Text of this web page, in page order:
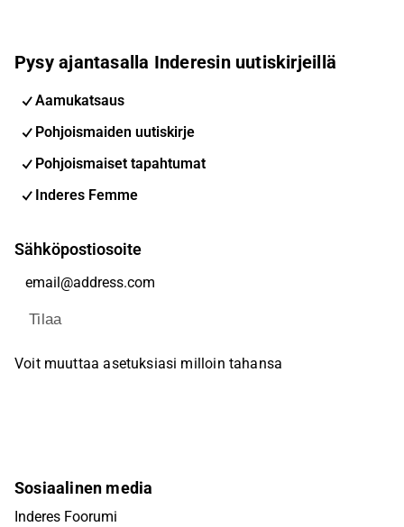
Pysy ajantasalla Inderesin uutiskirjeillä
Aamukatsaus
Pohjoismaiden uutiskirje
Pohjoismaiset tapahtumat
Inderes Femme
Sähköpostiosoite
Tilaa
Voit muuttaa asetuksiasi milloin tahansa
Sosiaalinen media
Inderes Foorumi